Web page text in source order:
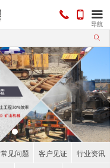
导航
넓
끅 끀
ꄙ
常见问题 客户见证 行业资讯